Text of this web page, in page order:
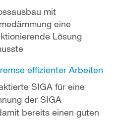
mit
eine
Lösung
effizienter Arbeiten
SIGA für eine
der SIGA
bereits einen guten